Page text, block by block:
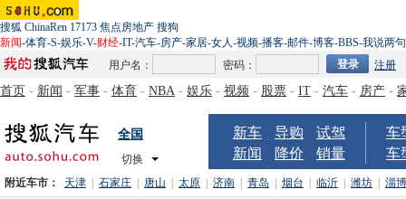
搜狐 ChinaRen 17173 焦点房地产 搜狗
新闻-体育-S-娱乐-V-财经-IT-汽车-房产-家居-女人-视频-播客-邮件-博客-BBS-我说两句
用户名：
密码： 注册
首页 - 新闻 - 军事 - 体育 - NBA - 娱乐 - 视频 - 股票 - IT - 汽车 - 房产 -
全国
切换
新车 导购
试驾
新闻
降价 销量
车
车
附近车市： 天津 石家庄 唐山 太原 济南 青岛 烟台 临沂 潍坊 淄博